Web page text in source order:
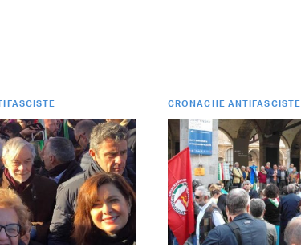
CRONACHE ANTIFASCISTE